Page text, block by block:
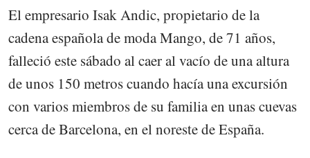
El empresario Isak Andic, propietario de la
cadena española de moda Mango, de 71 años,
falleció este sábado al caer al vacío de una altura
de unos 150 metros cuando hacía una excursión
con varios miembros de su familia en unas cuevas
cerca de Barcelona, en el noreste de España.